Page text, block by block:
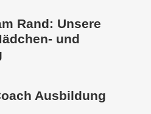
Rand: Unsere
und
Ausbildung